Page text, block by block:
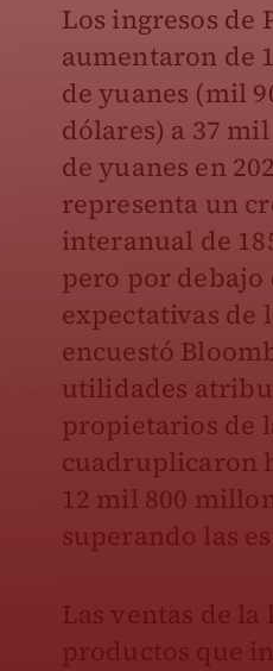
Los ingresos de
aumentaron de
de yuanes (mil
dólares) a 37
de yuanes en
representa un
interanual de
pero por debajo
expectativas de
encuestó
utilidades
propietarios de
cuadruplicaron
12 mil 800
superando las
Las ventas de la
productos que